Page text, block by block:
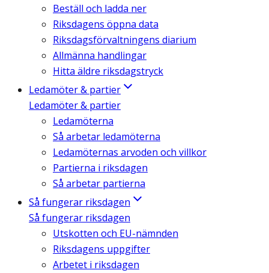
Beställ och ladda ner
Riksdagens öppna data
Riksdagsförvaltningens diarium
Allmänna handlingar
Hitta äldre riksdagstryck
Ledamöter & partier
Ledamöter & partier
Ledamöterna
Så arbetar ledamöterna
Ledamöternas arvoden och villkor
Partierna i riksdagen
Så arbetar partierna
Så fungerar riksdagen
Så fungerar riksdagen
Utskotten och EU-nämnden
Riksdagens uppgifter
Arbetet i riksdagen